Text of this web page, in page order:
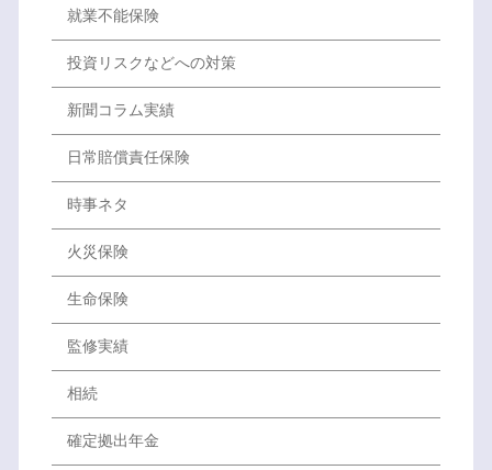
就業不能保険
投資リスクなどへの対策
新聞コラム実績
日常賠償責任保険
時事ネタ
火災保険
生命保険
監修実績
相続
確定拠出年金